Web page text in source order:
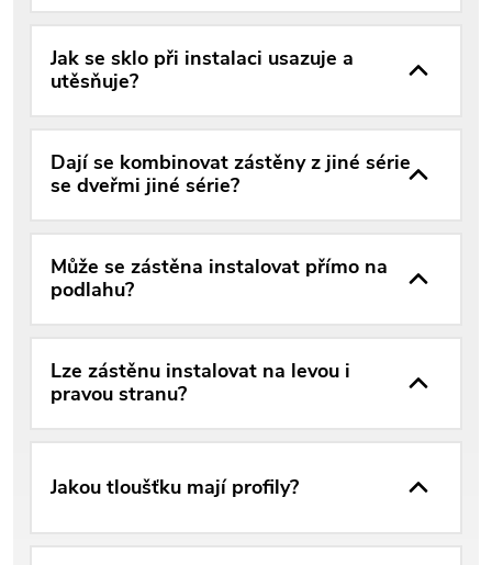
Jak se sklo při instalaci usazuje a
utěsňuje?
Dají se kombinovat zástěny z jiné série
se dveřmi jiné série?
Může se zástěna instalovat přímo na
podlahu?
Lze zástěnu instalovat na levou i
pravou stranu?
Jakou tloušťku mají profily?